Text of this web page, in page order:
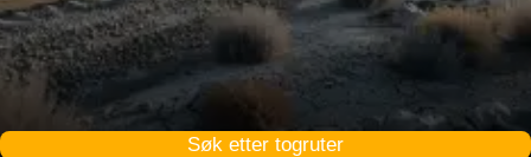
Søk etter togruter